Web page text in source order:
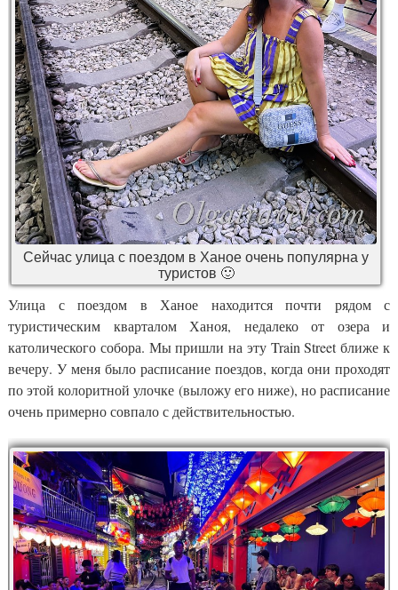
Сейчас улица с поездом в Ханое очень популярна у
туристов 🙂
Улица с поездом в Ханое находится почти рядом с
туристическим кварталом Ханоя, недалеко от озера и
католического собора. Мы пришли на эту Train Street ближе к
вечеру. У меня было расписание поездов, когда они проходят
по этой колоритной улочке (выложу его ниже), но расписание
очень примерно совпало с действительностью.